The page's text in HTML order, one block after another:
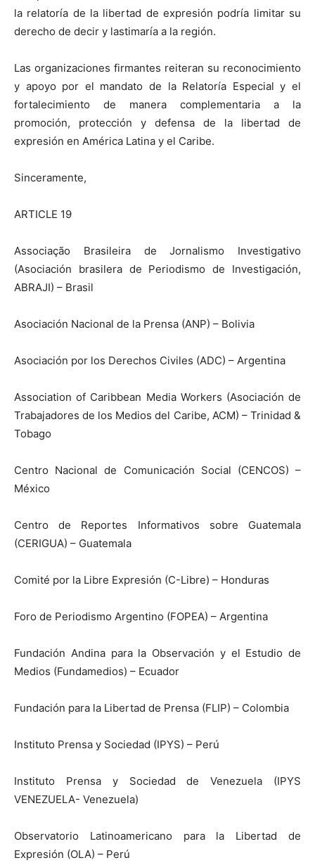
la relatoría de la libertad de expresión podría limitar su
derecho de decir y lastimaría a la región.
Las organizaciones firmantes reiteran su reconocimiento
y apoyo por el mandato de la Relatoría Especial y el
fortalecimiento de manera complementaria a la
promoción, protección y defensa de la libertad de
expresión en América Latina y el Caribe.
Sinceramente,
ARTICLE 19
Associação Brasileira de Jornalismo Investigativo
(Asociación brasilera de Periodismo de Investigación,
ABRAJI) – Brasil
Asociación Nacional de la Prensa (ANP) – Bolivia
Asociación por los Derechos Civiles (ADC) – Argentina
Association of Caribbean Media Workers (Asociación de
Trabajadores de los Medios del Caribe, ACM) – Trinidad &
Tobago
Centro Nacional de Comunicación Social (CENCOS) –
México
Centro de Reportes Informativos sobre Guatemala
(CERIGUA) – Guatemala
Comité por la Libre Expresión (C-Libre) – Honduras
Foro de Periodismo Argentino (FOPEA) – Argentina
Fundación Andina para la Observación y el Estudio de
Medios (Fundamedios) – Ecuador
Fundación para la Libertad de Prensa (FLIP) – Colombia
Instituto Prensa y Sociedad (IPYS) – Perú
Instituto Prensa y Sociedad de Venezuela (IPYS
VENEZUELA- Venezuela)
Observatorio Latinoamericano para la Libertad de
Expresión (OLA) – Perú